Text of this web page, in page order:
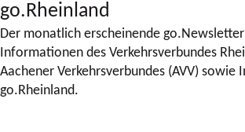
go.Rheinland
Der monatlich erscheinende
Informationen des Verkehrsverbundes
Aachener Verkehrsverbundes (AVV)
go.Rheinland.